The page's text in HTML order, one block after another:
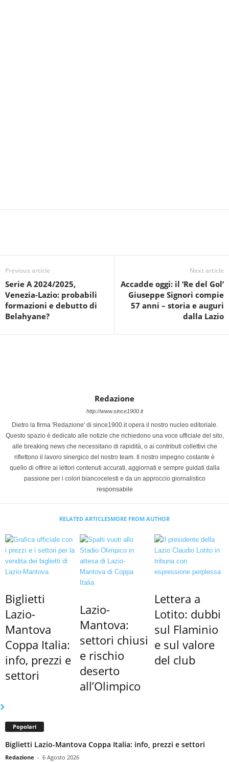
Previous article
Serie A 2024/2025,
Venezia-Lazio: probabili
formazioni e debutto di
Belahyane?
Next article
Accadde oggi: il ‘Re del Gol’
Giuseppe Signori compie
57 anni – storia e auguri
dalla Lazio
Redazione
http://www.since1900.it
Dietro la firma 'Redazione' di since1900.it opera il nostro nucleo editoriale.
Questo spazio è dedicato alle notizie che richiedono una voce ufficiale del sito,
alle breaking news che necessitano di rapidità, o ai contributi collettivi che
riflettono il lavoro sinergico del nostro team. Il nostro impegno costante è
quello di offrire ai lettori contenuti accurati, aggiornati e sempre guidati dalla
passione per i colori biancocelesti e da un approccio giornalistico
responsabile
RELATED ARTICLESMORE FROM AUTHOR
Biglietti
Lazio-
Mantova
Coppa Italia:
info, prezzi e
settori
Lazio-
Mantova:
settori chiusi
e rischio
deserto
all’Olimpico
Lettera a
Lotito: dubbi
sul Flaminio
e sul valore
del club
Popolari
Biglietti Lazio-Mantova Coppa Italia: info, prezzi e settori
Redazione - 6 Agosto 2026